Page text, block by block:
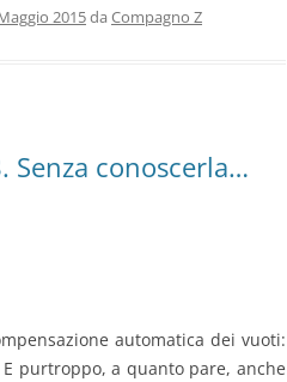
2015da Compagno Z
Senza conoscerla…
automatica dei vuoti:
purtroppo, a quanto pare, anche